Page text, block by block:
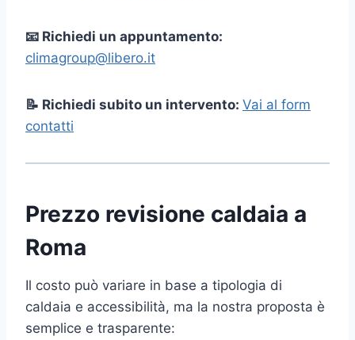
📧 Richiedi un appuntamento:
climagroup@libero.it
📝 Richiedi subito un intervento: Vai al form
contatti
Prezzo revisione caldaia a
Roma
Il costo può variare in base a tipologia di
caldaia e accessibilità, ma la nostra proposta è
semplice e trasparente: